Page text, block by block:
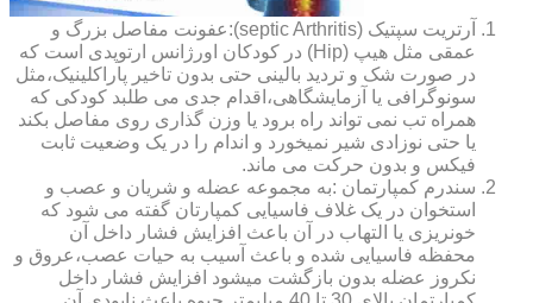
آرتریت سپتیک (septic Arthritis):عفونت مفاصل بزرگ و
عمقی مثل هیپ (Hip) در کودکان اورژانس ارتوپدی است که
در صورت شک و تردید بالینی حتی بدون تاخیر پاراکلینیک،مثل
سونوگرافی یا آزمایشگاهی،اقدام جدی می طلبد کودکی که
همراه تب نمی تواند راه برود یا وزن گذاری روی مفاصل بکند
یا حتی نوزادی شیر نمیخورد و اندام را در یک وضعیت ثابت
فیکس و بدون حرکت می ماند.
سندرم کمپارتمان :به مجموعه عضله و شریان و عصب و
استخوان در یک غلاف فاسیایی کمپارتان گفته می شود که
خونریزی یا التهاب در آن باعث افزایش فشار داخل آن
محفظه فاسیایی شده و باعث آسیب به حیات عصب،عروق و
نکروز عضله بدون بازگشت میشود افزایش فشار داخل